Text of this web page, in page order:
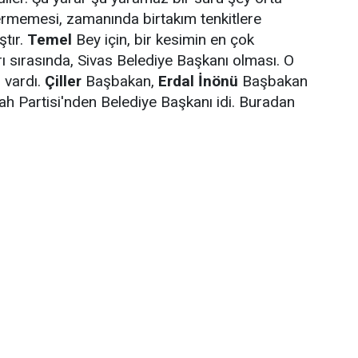
zamanında birtakım tenkitlere
Temel Bey için, bir kesimin en çok
Sivas Belediye Başkanı olması. O
Çiller Başbakan, Erdal İnönü Başbakan
Partisi'nden Belediye Başkanı idi. Buradan